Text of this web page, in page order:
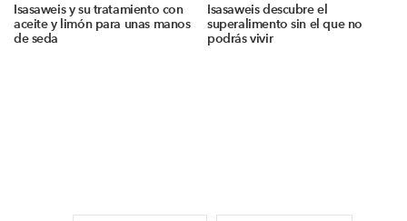
Isasaweis y su tratamiento con
aceite y limón para unas manos
de seda
Isasaweis descubre el
superalimento sin el que no
podrás vivir